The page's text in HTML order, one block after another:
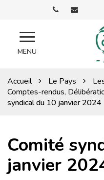
MENU
Accueil Le Pays
Comptes-rendus,
syndical du 10 janvier 2024
Comité
janvier